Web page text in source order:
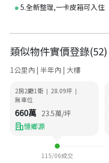
5.全新整理,一卡皮箱可入住
類似物件實價登錄(52)
1公里內 | 半年內 | 大樓
2房2廳1衛 | 28.09坪 |
無車位
660萬 23.5萬/坪
憶鄉源
115/06成交